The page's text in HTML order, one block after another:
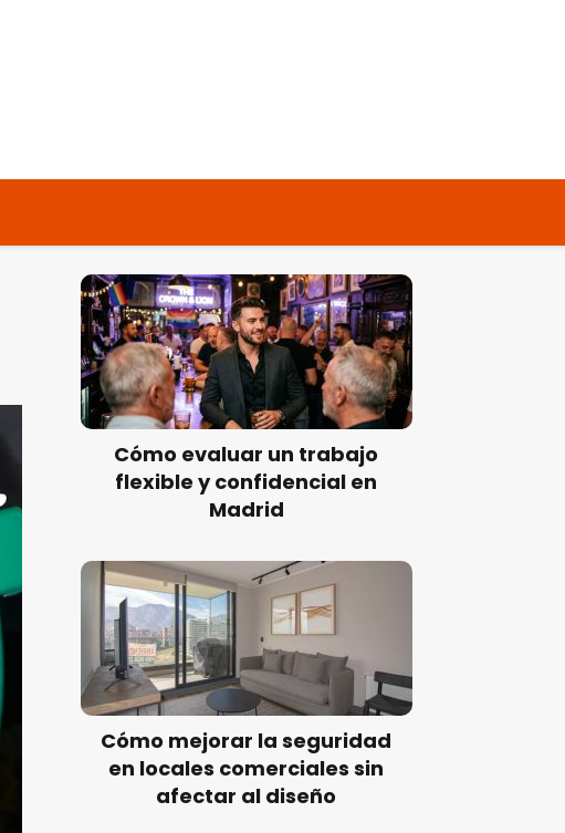
Cómo evaluar un trabajo
flexible y confidencial en
Madrid
Cómo mejorar la seguridad
en locales comerciales sin
afectar al diseño